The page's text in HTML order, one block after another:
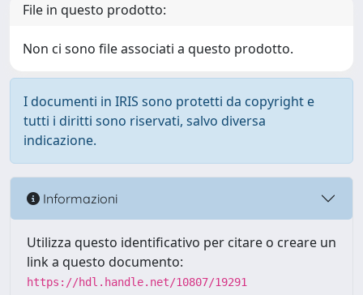
File in questo prodotto:
Non ci sono file associati a questo prodotto.
I documenti in IRIS sono protetti da copyright e
tutti i diritti sono riservati, salvo diversa
indicazione.
Informazioni
Utilizza questo identificativo per citare o creare un
link a questo documento:
https://hdl.handle.net/10807/19291